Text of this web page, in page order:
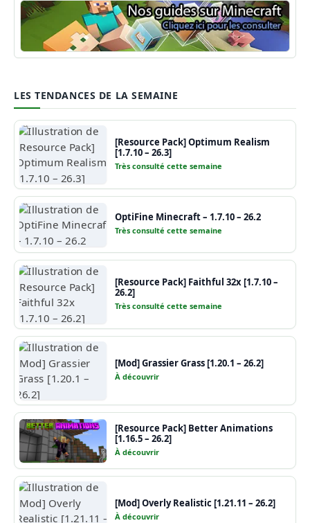
Guide Minecraft
LES TENDANCES DE LA SEMAINE
[Resource Pack] Optimum Realism
[1.7.10 – 26.3]
Très consulté cette semaine
OptiFine Minecraft – 1.7.10 – 26.2
Très consulté cette semaine
[Resource Pack] Faithful 32x [1.7.10 –
26.2]
Très consulté cette semaine
[Mod] Grassier Grass [1.20.1 – 26.2]
À découvrir
[Resource Pack] Better Animations
[1.16.5 – 26.2]
À découvrir
[Mod] Overly Realistic [1.21.11 – 26.2]
À découvrir